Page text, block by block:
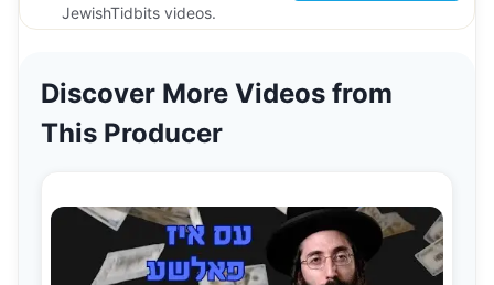
JewishTidbits videos.
Discover More Videos from
This Producer